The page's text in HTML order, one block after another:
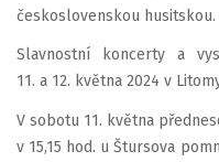
československou husitskou.
Slavnostní koncerty a
11. a 12. května 2024 v
V sobotu 11. května
v 15,15 hod. u Štursova